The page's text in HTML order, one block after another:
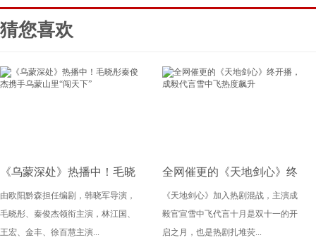
猜您喜欢
《乌蒙深处》热播中！毛晓
彤秦俊杰携手乌蒙山里“闯天
下”
由欧阳黔森担任编剧，韩晓军导演，
毛晓彤、秦俊杰领衔主演，林江国、
王宏、金丰、徐百慧主演...
全网催更的《天地剑心》终
开播，成毅代言雪中飞热度
飙升
《天地剑心》加入热剧混战，主演成
毅官宣雪中飞代言十月是双十一的开
启之月，也是热剧扎堆荧...